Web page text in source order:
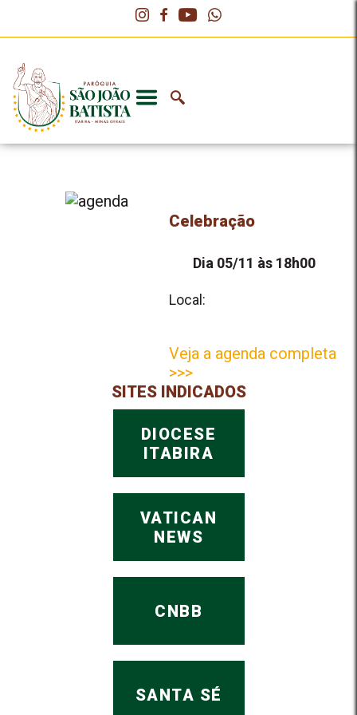
Celebração
Dia 05/11 às 18h00
Local:
Veja a agenda completa
>>>
SITES INDICADOS
DIOCESE
ITABIRA
VATICAN
NEWS
CNBB
SANTA SÉ